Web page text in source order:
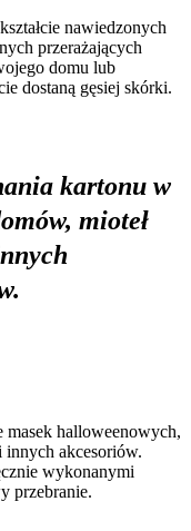
nawiedzonych
przerażających
domu lub
dostaną gęsiej skórki.
kartonu w
mioteł
masek halloweenowych,
innych akcesoriów.
wykonanymi
przebranie.